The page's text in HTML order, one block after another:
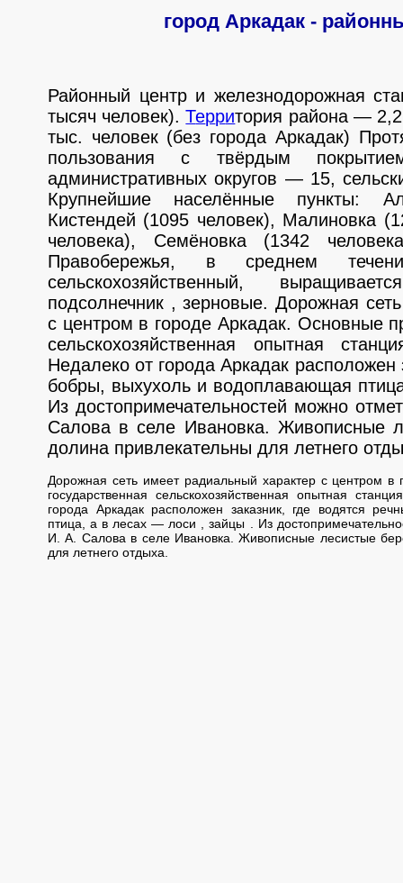
город Аркадак -
Районный центр и железнодорожная
тысяч человек).Территория района —
тыс. человек (без города Аркадак)
пользования с твёрдым
административных округов — 15,
Крупнейшие населённые пункты:
Кистендей (1095 человек), Малиновка
человека), Семёновка (1342
Правобережья, в среднем
сельскохозяйственный,
подсолнечник , зерновые. Дорожная
с центром в городе Аркадак. Основные
сельскохозяйственная опытная
Недалеко от города Аркадак расположен
бобры, выхухоль и водоплавающая
Из достопримечательностей можно
Салова в селе Ивановка. Живописные
долина привлекательны для летнего
Дорожная сеть имеет радиальный характер с центром в
государственная сельскохозяйственная опытная
города Аркадак расположен заказник, где водятся
птица, а в лесах — лоси , зайцы . Из
И. А. Салова в селе Ивановка. Живописные лесистые
для летнего отдыха.